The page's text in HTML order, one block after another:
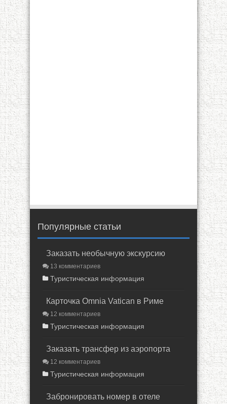
Популярные статьи
Заказать необычную экскурсию
13 комментариев
Туристическая информация
Карточка Omnia Vatican в Риме
12 комментариев
Туристическая информация
Заказать трансфер из аэропорта
12 комментариев
Туристическая информация
Забронировать номер в отеле